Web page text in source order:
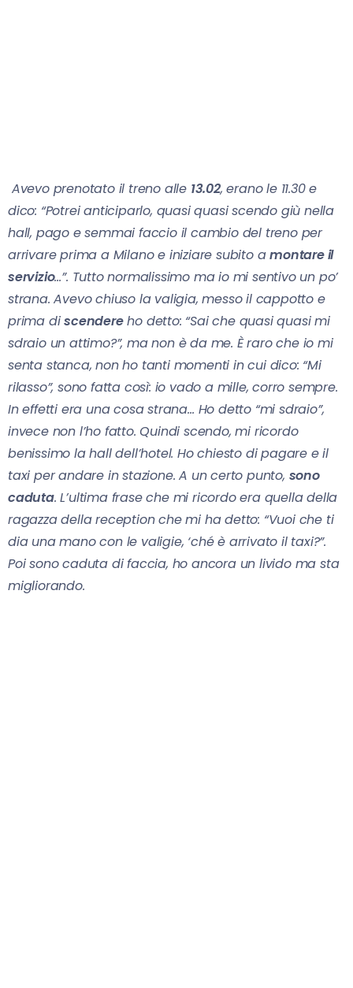
Avevo prenotato il treno alle 13.02, erano le 11.30 e
dico: “Potrei anticiparlo, quasi quasi scendo giù nella
hall, pago e semmai faccio il cambio del treno per
arrivare prima a Milano e iniziare subito amontare il
servizio…”. Tutto normalissimo ma io mi sentivo un po’
strana. Avevo chiuso la valigia, messo il cappotto e
prima discendereho detto: “Sai che quasi quasi mi
sdraio un attimo?”, ma non è da me. È raro che io mi
senta stanca, non ho tanti momenti in cui dico: “Mi
rilasso”, sono fatta così: io vado a mille, corro sempre.
In effetti era una cosa strana… Ho detto “mi sdraio”,
invece non l’ho fatto. Quindi scendo, mi ricordo
benissimo la hall dell’hotel. Ho chiesto di pagare e il
taxi per andare in stazione. A un certo punto, sono
caduta. L’ultima frase che mi ricordo era quella della
ragazza della reception che mi ha detto: “Vuoi che ti
dia una mano con le valigie, ‘ché è arrivato il taxi?”.
Poi sono caduta di faccia, ho ancora un livido ma sta
migliorando.